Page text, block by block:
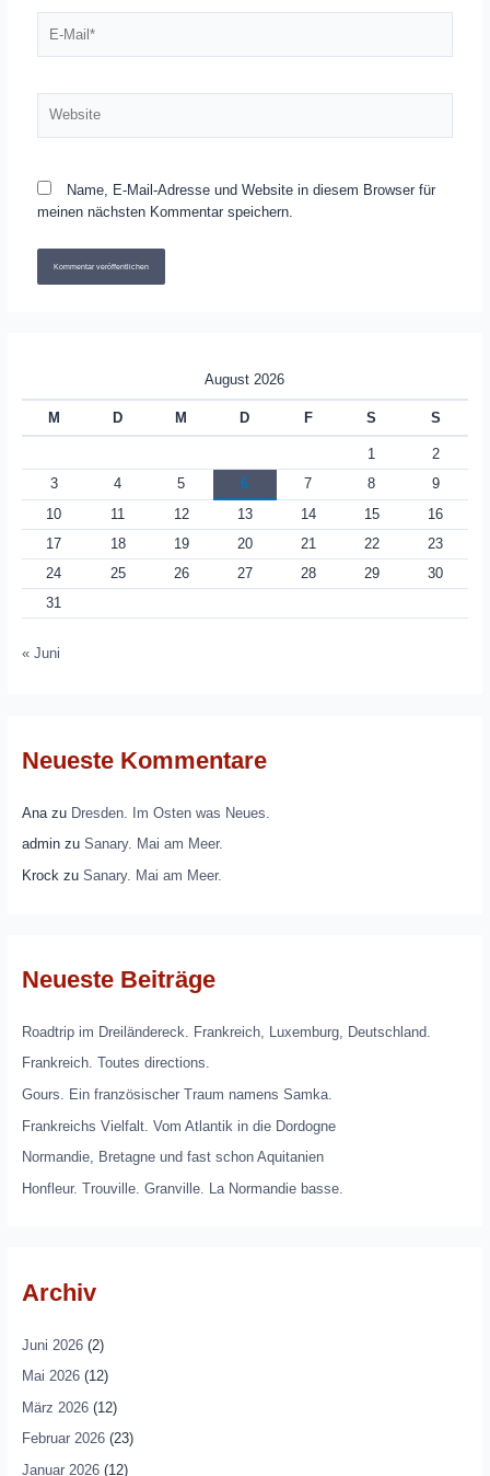
Mail*
Name, E-Mail-Adresse und Website in diesem Browser für
meinen nächsten Kommentar speichern.
August 2026
M D M D F S S
1
2
3
4 5 6 7 8
9
10
11 12 13 14 15
16
17
18 19 20 21 22
23
24
25 26 27 28 29
30
31
« Juni
Neueste Kommentare
Anazu Dresden. Im Osten was Neues.
adminzu Sanary. Mai am Meer.
Krock zu Sanary. Mai am Meer.
Neueste Beiträge
Roadtrip im Dreiländereck. Frankreich, Luxemburg, Deutschland.
Frankreich. Toutes directions.
Gours. Ein französischer Traum namens Samka.
Frankreichs Vielfalt. Vom Atlantik in die Dordogne
Normandie, Bretagne und fast schon Aquitanien
Honfleur. Trouville. Granville. La Normandie basse.
Archiv
Juni 2026(2)
Mai 2026(12)
März 2026(12)
Februar 2026(23)
Januar 2026(12)